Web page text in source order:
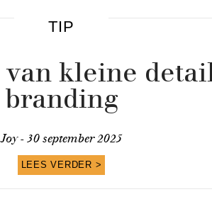
TIP
van kleine
branding
Joy - 30 september 2025
LEES VERDER >